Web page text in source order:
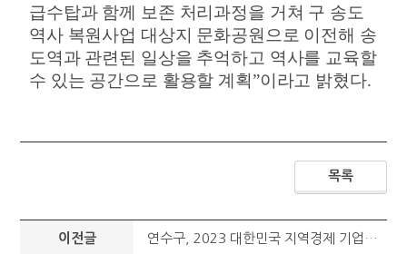
급수탑과 함께 보존 처리과정을 거쳐 구 송도
역사 복원사업 대상지 문화공원으로 이전해 송
도역과 관련된 일상을 추억하고 역사를 교육할
수 있는 공간으로 활용할 계획”이라고 밝혔다.
목록
이전글 연수구, 2023 대한민국 지역경제 기업지원 부문 대상